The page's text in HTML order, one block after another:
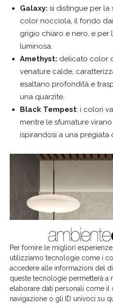
Per fornire le migliori
utilizziamo tecnologie come i
accedere alle informazioni del
queste tecnologie permetterà a
elaborare dati personali come il
navigazione o gli ID univoci su
Galaxy: si distingue per la
color nocciola, il fondo
grigio chiaro e nero, e per
luminosa.
Amethyst: delicato color
venature calde,
esaltano profondità e
una quarzite.
Black Tempest: i colori
mentre le sfumature
ispirandosi a una pregiata